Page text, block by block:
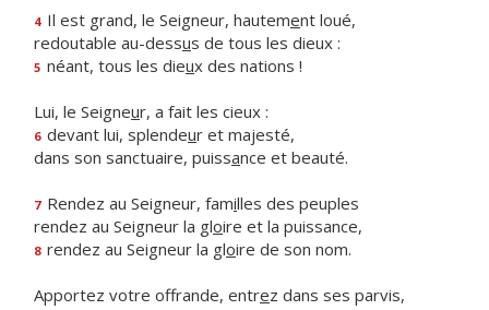
4 Il est grand, le Seigneur, hautement loué,
redoutable au-dessus de tous les dieux :
5 néant, tous les dieux des nations !
Lui, le Seigneur, a fait les cieux :
6 devant lui, splendeur et majesté,
dans son sanctuaire, puissance et beauté.
7 Rendez au Seigneur, familles des peuples
rendez au Seigneur la gloire et la puissance,
8 rendez au Seigneur la gloire de son nom.
Apportez votre offrande, entrez dans ses parvis,